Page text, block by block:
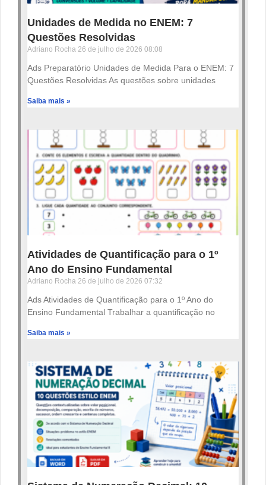
Unidades de Medida no ENEM: 7
Questões Resolvidas
Adriano Rocha 26 de julho de 2026 08:08
Ads Preparatório Unidades de Medida Para o ENEM: 7
Questões Resolvidas As questões sobre unidades
Saiba mais »
Atividades de Quantificação para o 1º
Ano do Ensino Fundamental
Adriano Rocha 26 de julho de 2026 07:32
Ads Atividades de Quantificação para o 1º Ano do
Ensino Fundamental Trabalhar a quantificação no
Saiba mais »